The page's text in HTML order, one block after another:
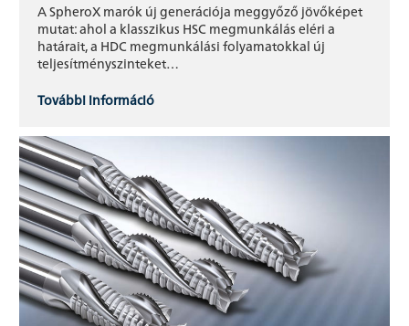
A SpheroX marók új generációja meggyőző jövőképet
mutat: ahol a klasszikus HSC megmunkálás eléri a
határait, a HDC megmunkálási folyamatokkal új
teljesítményszinteket…
További információ